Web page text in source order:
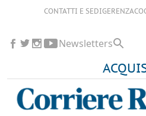
CONTATTI E SEDIGERENZA
Newsletters